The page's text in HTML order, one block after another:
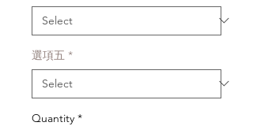
選項五 *
Quantity *